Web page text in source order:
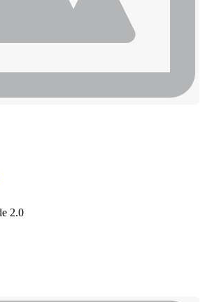
2.0